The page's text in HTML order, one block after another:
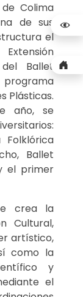
Colima
de sus
el
Ballet
Plásticas.
año, se
Folklórica
Ballet
el primer
crea la
Cultural,
artístico,
como la
y
el